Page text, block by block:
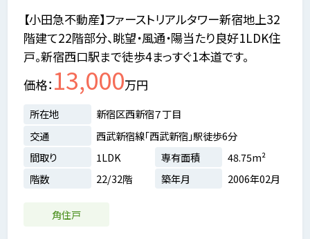
【小田急不動産】ファーストリアルタワー新宿地上32
階建て22階部分、眺望・風通・陽当たり良好1LDK住
戸。新宿西口駅まで徒歩4まっすぐ1本道です。
価格 13,000万円
所在地
新宿区西新宿７丁目
交通
西武新宿線「西武新宿」駅徒歩6分
間取り
1LDK 専有面積
48.75m²
階数
22/32階 築年月 2006年02月
角住戸